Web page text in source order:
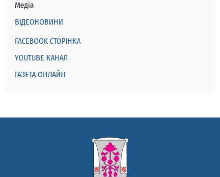
Медіа
ВІДЕОНОВИНИ
FACEBOOK СТОРІНКА
YOUTUBE КАНАЛ
ГАЗЕТА ОНЛАЙН